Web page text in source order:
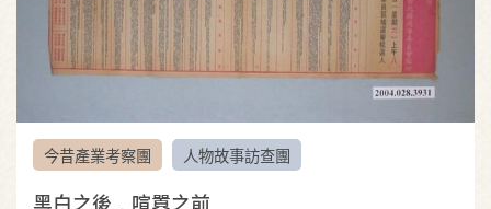
今昔產業考察團 人物故事訪查團
黑白之後，喧囂之前